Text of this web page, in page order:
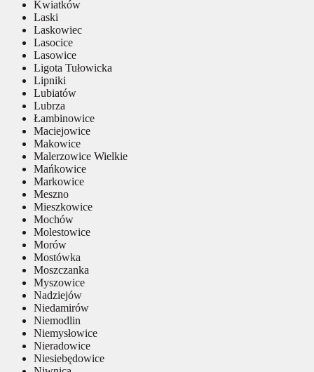
Kwiatków
Laski
Laskowiec
Lasocice
Lasowice
Ligota Tułowicka
Lipniki
Lubiatów
Lubrza
Łambinowice
Maciejowice
Makowice
Malerzowice Wielkie
Mańkowice
Markowice
Meszno
Mieszkowice
Mochów
Molestowice
Morów
Mostówka
Moszczanka
Myszowice
Nadziejów
Niedamirów
Niemodlin
Niemysłowice
Nieradowice
Niesiebędowice